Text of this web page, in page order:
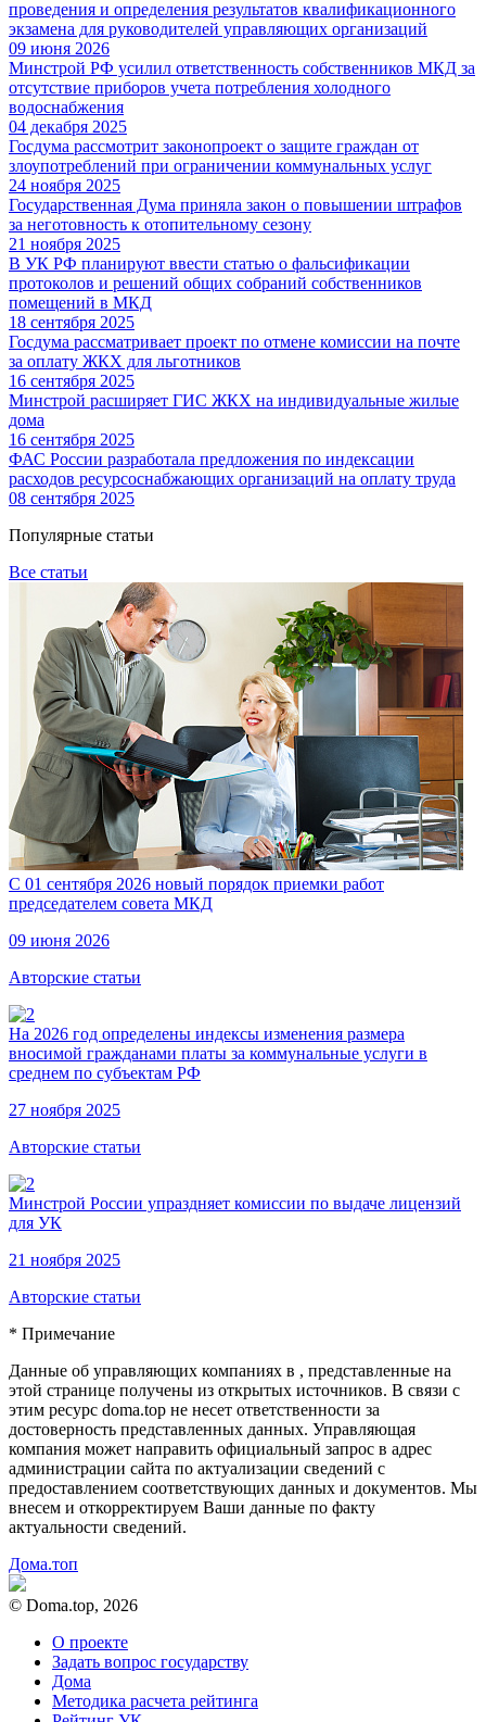
проведения и определения результатов квалификационного
экзамена для руководителей управляющих организаций
09 июня 2026
Минстрой РФ усилил ответственность собственников МКД за
отсутствие приборов учета потребления холодного
водоснабжения
04 декабря 2025
Госдума рассмотрит законопроект о защите граждан от
злоупотреблений при ограничении коммунальных услуг
24 ноября 2025
Государственная Дума приняла закон о повышении штрафов
за неготовность к отопительному сезону
21 ноября 2025
В УК РФ планируют ввести статью о фальсификации
протоколов и решений общих собраний собственников
помещений в МКД
18 сентября 2025
Госдума рассматривает проект по отмене комиссии на почте
за оплату ЖКХ для льготников
16 сентября 2025
Минстрой расширяет ГИС ЖКХ на индивидуальные жилые
дома
16 сентября 2025
ФАС России разработала предложения по индексации
расходов ресурсоснабжающих организаций на оплату труда
08 сентября 2025
Популярные статьи
Все статьи
С 01 сентября 2026 новый порядок приемки работ
председателем совета МКД
09 июня 2026
Авторские статьи
На 2026 год определены индексы изменения размера
вносимой гражданами платы за коммунальные услуги в
среднем по субъектам РФ
27 ноября 2025
Авторские статьи
Минстрой России упраздняет комиссии по выдаче лицензий
для УК
21 ноября 2025
Авторские статьи
* Примечание
Данные об управляющих компаниях в , представленные на
этой странице получены из открытых источников. В связи с
этим ресурс doma.top не несет ответственности за
достоверность представленных данных. Управляющая
компания может направить официальный запрос в адрес
администрации сайта по актуализации сведений с
предоставлением соответствующих данных и документов. Мы
внесем и откорректируем Ваши данные по факту
актуальности сведений.
Дома.топ
© Doma.top, 2026
О проекте
Задать вопрос государству
Дома
Методика расчета рейтинга